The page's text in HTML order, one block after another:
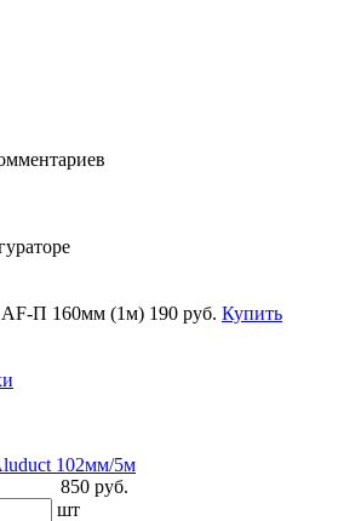
AF-П 160мм (1м) 190 руб. Купить
102мм/5м
850 руб.
шт